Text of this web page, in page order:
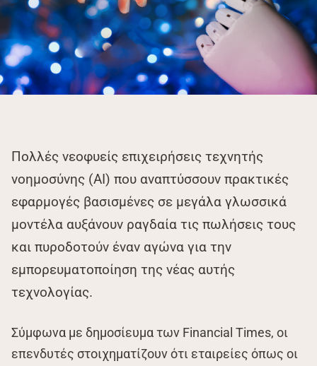
Πολλές νεοφυείς επιχειρήσεις τεχνητής
νοημοσύνης (ΑΙ) που αναπτύσσουν πρακτικές
εφαρμογές βασισμένες σε μεγάλα γλωσσικά
μοντέλα αυξάνουν ραγδαία τις πωλήσεις τους
και πυροδοτούν έναν αγώνα για την
εμπορευματοποίηση της νέας αυτής
τεχνολογίας.
Σύμφωνα με δημοσίευμα των Financial Times, οι
επενδυτές στοιχηματίζουν ότι εταιρείες όπως οι